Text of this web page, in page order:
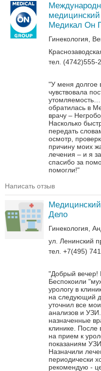
Медикал Он
Гинекология
тел. (4742)555-
"У меня долгое
чувствовала
утомляемость…
обратилась в
врачу –
Насколько
передать
осмотр,
причину моих
лечения – и я
спасибо за
помогли!"
Написать отзыв
Дело
Гинекология
ул. Ленинский
тел. +7(495)
"Добрый вечер!
Беспокоили
урологу в
на следующий
уточнил все
анализов и
назначенные
клинике. После
на прием к
показаниям
Назначили
периодически
рекомендую -